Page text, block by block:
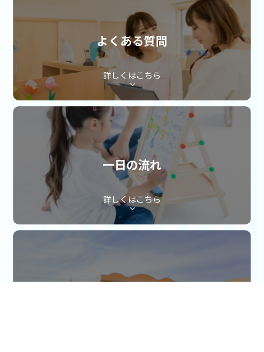
よくある質問
詳しくはこちら
一日の流れ
詳しくはこちら